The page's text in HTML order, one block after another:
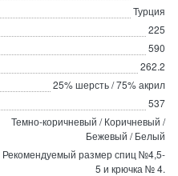
Турция
225
590
262.2
25% шерсть / 75% акрил
537
Темно-коричневый / Коричневый /
Бежевый / Белый
Рекомендуемый размер спиц №4,5-
5 и крючка № 4.